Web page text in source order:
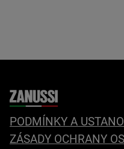
PODMÍNKY A
ZÁSADY OCHRANY